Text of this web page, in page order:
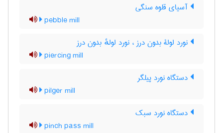
آسیای قلوه سنگی
pebble mill
نورد لولۀ بدون درز ، نورد لولهٔ بدون درز
piercing mill
دستگاه نورد پیلگر
pilger mill
دستگاه نورد سبک
pinch pass mill